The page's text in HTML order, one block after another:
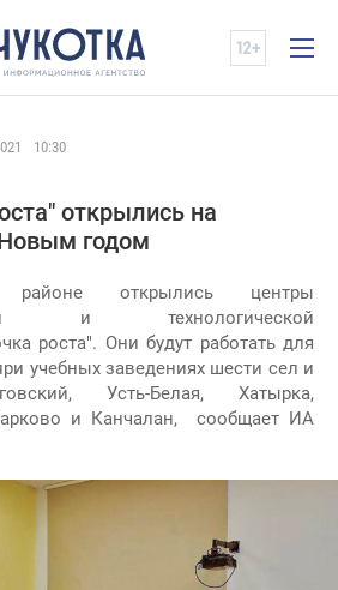
10:30
открылись на
годом
открылись центры
и технологической
роста". Они будут работать для
учебных заведениях шести сел и
Усть-Белая, Хатырка,
и Канчалан, сообщает ИА